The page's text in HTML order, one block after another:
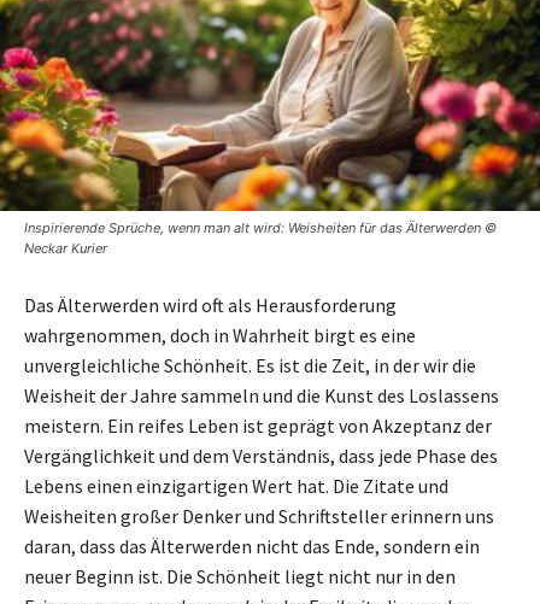
Inspirierende Sprüche, wenn man alt wird: Weisheiten für das Älterwerden ©
Neckar Kurier
Das Älterwerden wird oft als Herausforderung
wahrgenommen, doch in Wahrheit birgt es eine
unvergleichliche Schönheit. Es ist die Zeit, in der wir die
Weisheit der Jahre sammeln und die Kunst des Loslassens
meistern. Ein reifes Leben ist geprägt von Akzeptanz der
Vergänglichkeit und dem Verständnis, dass jede Phase des
Lebens einen einzigartigen Wert hat. Die Zitate und
Weisheiten großer Denker und Schriftsteller erinnern uns
daran, dass das Älterwerden nicht das Ende, sondern ein
neuer Beginn ist. Die Schönheit liegt nicht nur in den